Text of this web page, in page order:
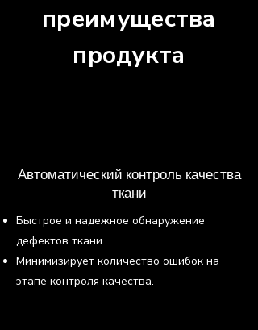
преимущества
продукта
Автоматический контроль качества
ткани
Быстрое и надежное обнаружение
дефектов ткани.
Минимизирует количество ошибок на
этапе контроля качества.